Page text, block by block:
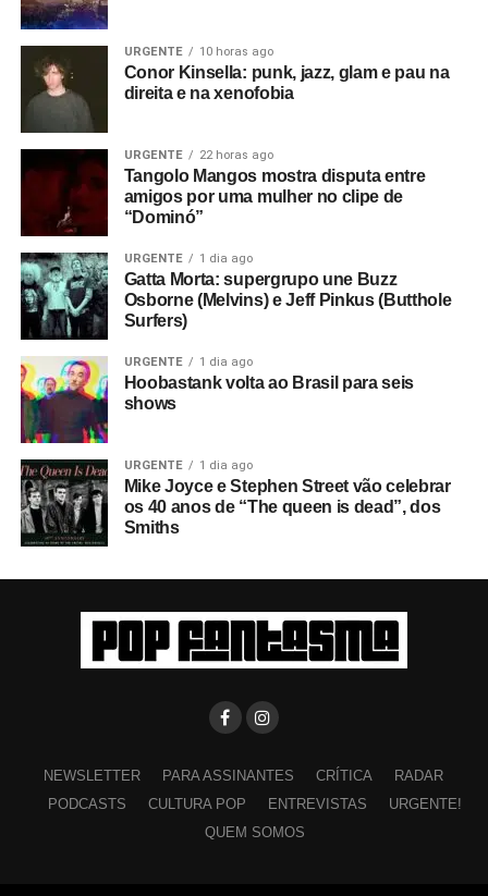
URGENTE 10 horas ago
Conor Kinsella: punk, jazz, glam e pau na
direita e na xenofobia
URGENTE 22 horas ago
Tangolo Mangos mostra disputa entre
amigos por uma mulher no clipe de
“Dominó”
URGENTE 1 dia ago
Gatta Morta: supergrupo une Buzz
Osborne (Melvins) e Jeff Pinkus (Butthole
Surfers)
URGENTE 1 dia ago
Hoobastank volta ao Brasil para seis
shows
URGENTE 1 dia ago
Mike Joyce e Stephen Street vão celebrar
os 40 anos de “The queen is dead”, dos
Smiths
NEWSLETTER PARA ASSINANTES CRÍTICA
RADAR
PODCASTS
CULTURA POP ENTREVISTAS
URGENTE!
QUEM SOMOS